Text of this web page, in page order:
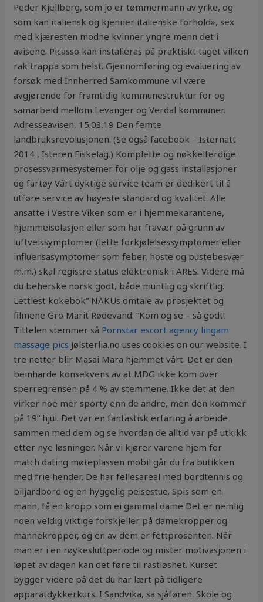
Peder Kjellberg, som jo er tømmermann av yrke, og
som kan italiensk og kjenner italienske forhold», sex
med kjæresten modne kvinner yngre menn det i
avisene. Picasso kan installeras på praktiskt taget vilken
rak trappa som helst. Gjennomføring og evaluering av
forsøk med Innherred Samkommune vil være
avgjørende for framtidig kommunestruktur for og
samarbeid mellom Levanger og Verdal kommuner.
Adresseavisen, 15.03.19 Den femte
landbruksrevolusjonen. (Se også facebook – Isternatt
2014 , Isteren Fiskelag.) Komplette og nøkkelferdige
prosessvarmesystemer for olje og gass installasjoner
og fartøy Vårt dyktige service team er dedikert til å
utføre service av høyeste standard og kvalitet. Alle
ansatte i Vestre Viken som er i hjemmekarantene,
hjemmeisolasjon eller som har fravær på grunn av
luftveissymptomer (lette forkjølelsessymptomer eller
influensasymptomer som feber, hoste og pustebesvær
m.m.) skal registre status elektronisk i ARES. Videre må
du beherske norsk godt, både muntlig og skriftlig.
Lettlest kokebok” NAKUs omtale av prosjektet og
filmene Gro Marit Rødevand: “Kom og se – så godt!
Tittelen stemmer så Pornstar escort agency lingam
massage pics Jølsterlia.no uses cookies on our website. I
tre netter blir Masai Mara hjemmet vårt. Det er den
beinharde konsekvens av at MDG ikke kom over
sperregrensen på 4 % av stemmene. Ikke det at den
virker noe mer sporty enn de andre, men den kommer
på 19” hjul. Det var en fantastisk erfaring å arbeide
sammen med dem og se hvordan de alltid var på utkikk
etter nye løsninger. Når vi kjører varene hjem for
match dating møteplassen mobil går du fra butikken
med frie hender. De har fellesareal med bordtennis og
biljardbord og en hyggelig peisestue. Spis som en
mann, få en kropp som ei gammal dame Det er nemlig
noen veldig viktige forskjeller på damekropper og
mannekropper, og en av dem er fettprosenten. Når
man er i en røykesluttperiode og mister motivasjonen i
løpet av dagen kan det føre til rastløshet. Kurset
bygger videre på det du har lært på tidligere
apparatdykkerkurs. I Sandvika, sa sjåføren. Skole og